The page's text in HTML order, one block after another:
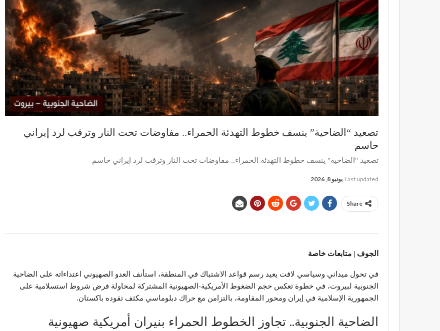
تصعيد “الضاحية” ينسف خطوط التهدئة الحمراء.. مفاوضات تحت النار وترقب لرد إيراني
حاسم
تصعيد "الضاحية" ينسف خطوط التهدئة الحمراء.. مفاوضات تحت النار وترقب لرد إيراني حاسم
Last updated يونيو 8, 2026
Share
الجوف | متابعات خاصة
في تحول ميداني وسياسي لافت يعيد رسم قواعد الاشتباك في المنطقة، استأنف العدو الصهيوني اعتداءاته على الضاحية
الجنوبية لبيروت، في خطوة تعكس حجم الضغوط الأمريكية-الصهيونية المشتركة لمحاولة فرض شروط استسلامية على
الجمهورية الإسلامية في إيران ومحور المقاومة، بالتزامن مع حراك دبلوماسي مكثف تقوده باكستان.
​الضاحية الجنوبية.. تجاوز الخطوط الحمراء بنيران أمريكية صهيونية